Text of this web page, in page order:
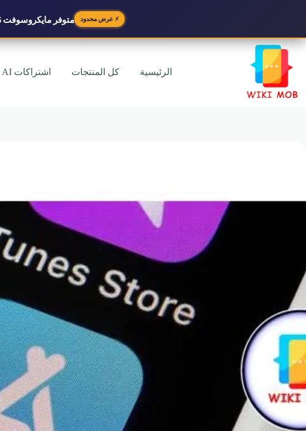
⚡ عرض محدود متوفرمايكروسوفت 365 اشتراك سنوي
التجاوز
المحتوى
الرئيسية كل المنتجات اشتراكات AI